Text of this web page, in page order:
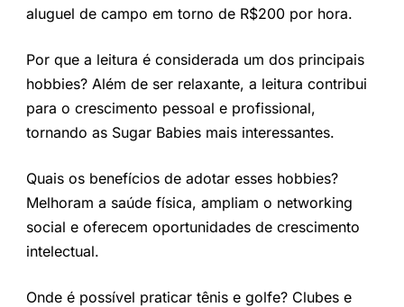
aluguel de campo em torno de R$200 por hora.
Por que a leitura é considerada um dos principais
hobbies? Além de ser relaxante, a leitura contribui
para o crescimento pessoal e profissional,
tornando as Sugar Babies mais interessantes.
Quais os benefícios de adotar esses hobbies?
Melhoram a saúde física, ampliam o networking
social e oferecem oportunidades de crescimento
intelectual.
Onde é possível praticar tênis e golfe? Clubes e